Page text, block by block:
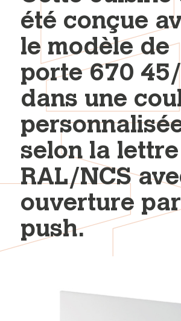
été conçue
le modèle de
porte 670
dans une
selon la lettre
RAL/NCS
ouverture par
push.